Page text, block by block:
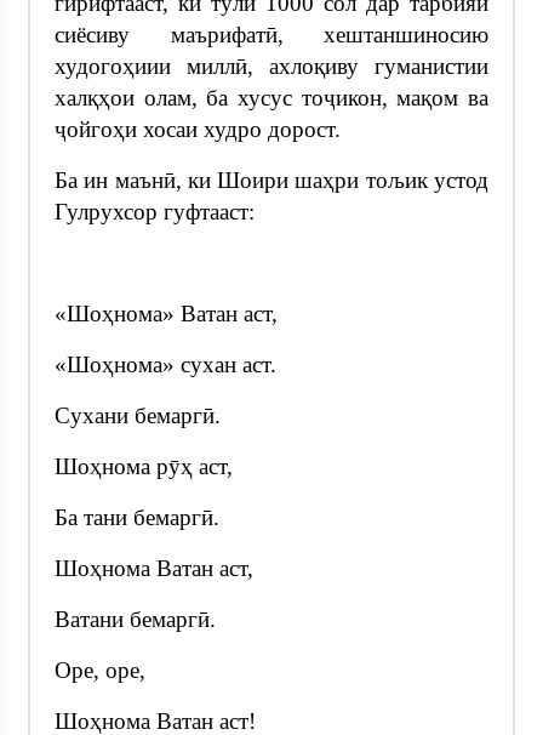
сиёсиву маърифатӣ, хештаншиносию
худогоҳиии миллӣ, ахлоқиву гуманистии
халқҳои олам, ба хусус тоҷикон, мақом ва
ҷойгоҳи хосаи худро дорост.
Ба ин маънӣ, ки Шоири шаҳри тољик устод
Гулрухсор гуфтааст:
«Шоҳнома» Ватан аст,
«Шоҳнома» сухан аст.
Сухани бемаргӣ.
Шоҳнома рӯҳ аст,
Ба тани бемаргӣ.
Шоҳнома Ватан аст,
Ватани бемаргӣ.
Оре, оре,
Шоҳнома Ватан аст!